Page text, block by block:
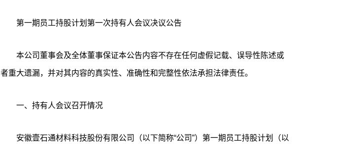
第一期员工持股计划第一次持有人会议决议公告
本公司董事会及全体董事保证本公告内容不存在任何虚假记载、误导性陈述或
者重大遗漏，并对其内容的真实性、准确性和完整性依法承担法律责任。
一、持有人会议召开情况
安徽壹石通材料科技股份有限公司（以下简称“公司”）第一期员工持股计划（以